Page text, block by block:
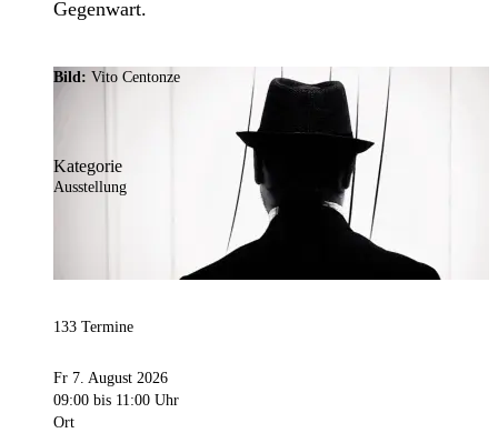
Gegenwart.
Bild: Vito Centonze
Kategorie
Ausstellung
133 Termine
Fr 7. August 2026
09:00 bis 11:00 Uhr
Ort